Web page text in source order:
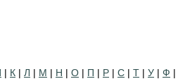
| К | Л | М | Н | О | П | Р | С | Т | У | Ф |